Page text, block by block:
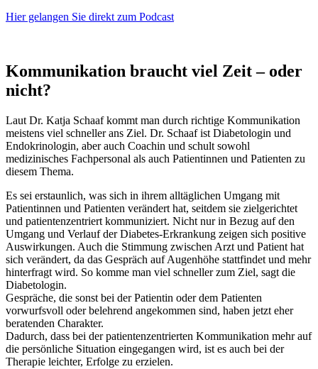
Hier gelangen Sie direkt zum Podcast
Kommunikation braucht viel Zeit – oder
nicht?
Laut Dr. Katja Schaaf kommt man durch richtige Kommunikation
meistens viel schneller ans Ziel. Dr. Schaaf ist Diabetologin und
Endokrinologin, aber auch Coachin und schult sowohl
medizinisches Fachpersonal als auch Patientinnen und Patienten zu
diesem Thema.
Es sei erstaunlich, was sich in ihrem alltäglichen Umgang mit
Patientinnen und Patienten verändert hat, seitdem sie zielgerichtet
und patientenzentriert kommuniziert. Nicht nur in Bezug auf den
Umgang und Verlauf der Diabetes-Erkrankung zeigen sich positive
Auswirkungen. Auch die Stimmung zwischen Arzt und Patient hat
sich verändert, da das Gespräch auf Augenhöhe stattfindet und mehr
hinterfragt wird. So komme man viel schneller zum Ziel, sagt die
Diabetologin.
Gespräche, die sonst bei der Patientin oder dem Patienten
vorwurfsvoll oder belehrend angekommen sind, haben jetzt eher
beratenden Charakter.
Dadurch, dass bei der patientenzentrierten Kommunikation mehr auf
die persönliche Situation eingegangen wird, ist es auch bei der
Therapie leichter, Erfolge zu erzielen.